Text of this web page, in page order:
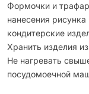
Формочки и
нанесения
кондитерские
Хранить изделия
Не нагревать
посудомоечной